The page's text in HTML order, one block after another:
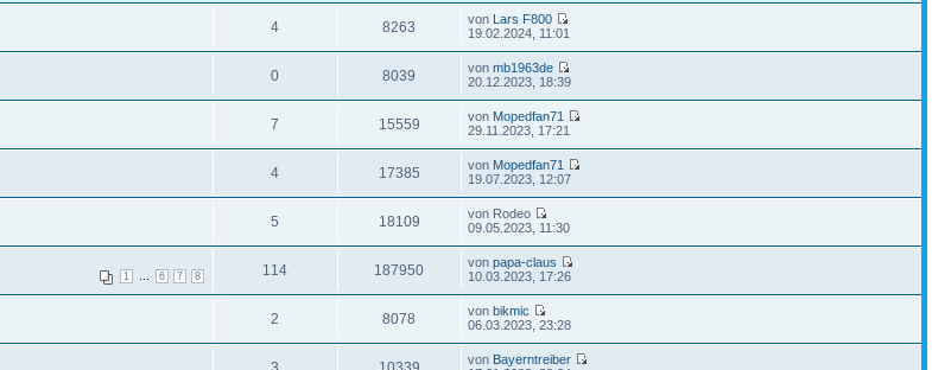
4 8263 von Lars F800
19.02.2024, 11:01
0 8039 vonmb1963de
20.12.2023, 18:39
7 15559 von Mopedfan71
29.11.2023, 17:21
4 17385 von Mopedfan71
19.07.2023, 12:07
5 18109
von Rodeo
09.05.2023, 11:30
1 6 7 8 114 187950 vonpapa-claus
10.03.2023, 17:26
2 8078 vonbikmic
06.03.2023, 23:28
von Bayerntreiber